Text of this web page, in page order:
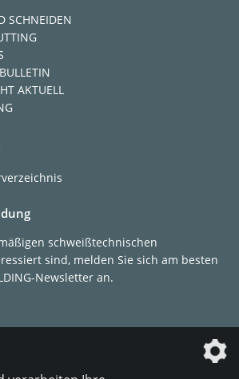
SCHNEIDEN
AKTUELL
schweißtechnischen
sind, melden Sie sich am besten
Newsletter an.
GmbH ist ein Unternehmen der